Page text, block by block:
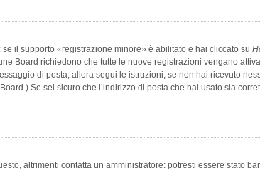
il supporto «registrazione minore» è abilitato e hai cliccato su
Board richiedono che tutte le nuove registrazioni vengano
di posta, allora segui le istruzioni; se non hai ricevuto
Se sei sicuro che l’indirizzo di posta che hai usato sia
altrimenti contatta un amministratore: potresti essere stato